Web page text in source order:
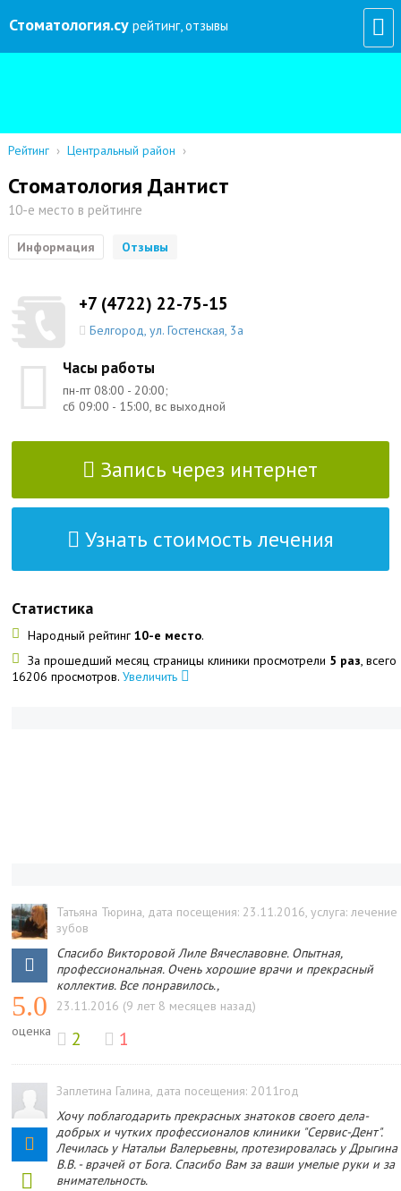
Стоматология.су рейтинг, отзывы
Рейтинг › Центральный район ›
Стоматология Дантист
10-е место в рейтинге
Информация Отзывы
+7 (4722) 22-75-15
Белгород,ул. Гостенская, 3а
Часы работы
пн-пт 08:00 - 20:00;
сб 09:00 - 15:00, вс выходной
Запись через интернет
Узнать стоимость лечения
Статистика
Народный рейтинг10-е место.
За прошедший месяц страницы клиники просмотрели 5 раз, всего
16206 просмотров.Увеличить
5.0
оценка
Татьяна Тюрина, дата посещения: 23.11.2016, услуга: лечение
зубов
Спасибо Викторовой Лиле Вячеславовне. Опытная,
профессиональная. Очень хорошие врачи и прекрасный
коллектив. Все понравилось.,
23.11.2016 (9 лет 8 месяцев назад)
2 1
Заплетина Галина, дата посещения: 2011год
Хочу поблагодарить прекрасных знатоков своего дела-
добрых и чутких профессионалов клиники "Сервис-Дент".
Лечилась у Натальи Валерьевны, протезировалась у Дрыгина
В.В. - врачей от Бога. Спасибо Вам за ваши умелые руки и за
внимательность.